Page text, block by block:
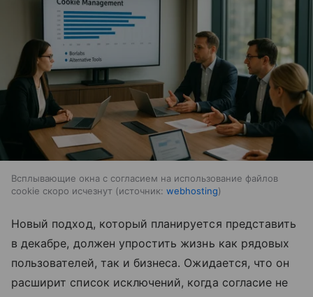
Всплывающие окна с согласием на использование файлов
cookie скоро исчезнут
источник: webhosting
Новый подход, который планируется представить
в декабре, должен упростить жизнь как рядовых
пользователей, так и бизнеса. Ожидается, что он
расширит список исключений, когда согласие не